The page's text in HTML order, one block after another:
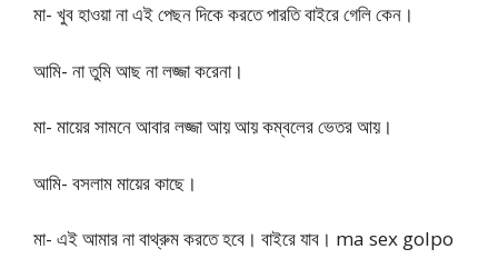
মা- খুব হাওয়া না এই পেছন দিকে করতে পারতি বাইরে গেলি কেন।
আমি- না তুমি আছ না লজ্জা করেনা।
মা- মায়ের সামনে আবার লজ্জা আয় আয় কম্বলের ভেতর আয়।
আমি- বসলাম মায়ের কাছে।
মা- এই আমার না বাথ্রুম করতে হবে। বাইরে যাব। ma sex golpo